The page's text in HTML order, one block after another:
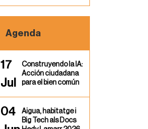
Agenda
17
Jul
Construyendo la IA:
Acción ciudadana
para el bien común
04
Aigua, habitatge i
Big Tech als Docs